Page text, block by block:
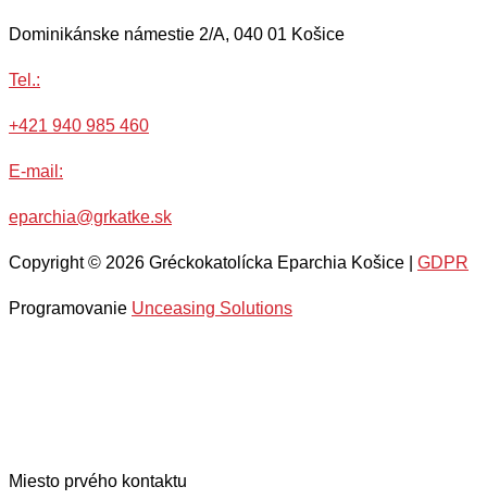
Dominikánske námestie 2/A, 040 01 Košice
Tel.:
+421 940 985 460
E-mail:
eparchia@grkatke.sk
Copyright © 2026 Gréckokatolícka Eparchia Košice | GDPR
Programovanie Unceasing Solutions
Miesto prvého kontaktu